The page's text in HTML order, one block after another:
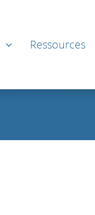
Ressources